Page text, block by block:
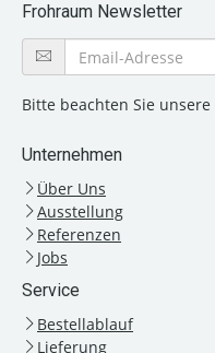
Frohraum Newsletter
Bitte beachten Sie unsere
Unternehmen
Über Uns
Ausstellung
Referenzen
Jobs
Service
Bestellablauf
Lieferung